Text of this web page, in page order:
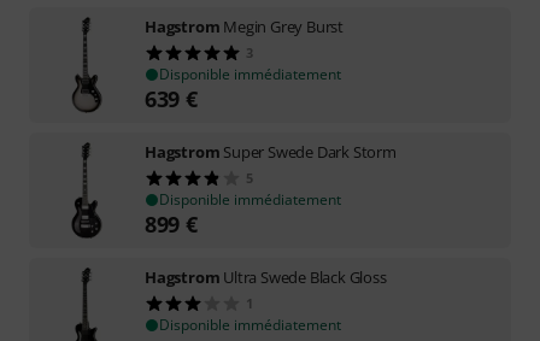
Hagstrom Megin Grey Burst
3
Disponible immédiatement
639 €
Hagstrom Super Swede Dark Storm
5
Disponible immédiatement
899 €
Hagstrom Ultra Swede Black Gloss
1
Disponible immédiatement